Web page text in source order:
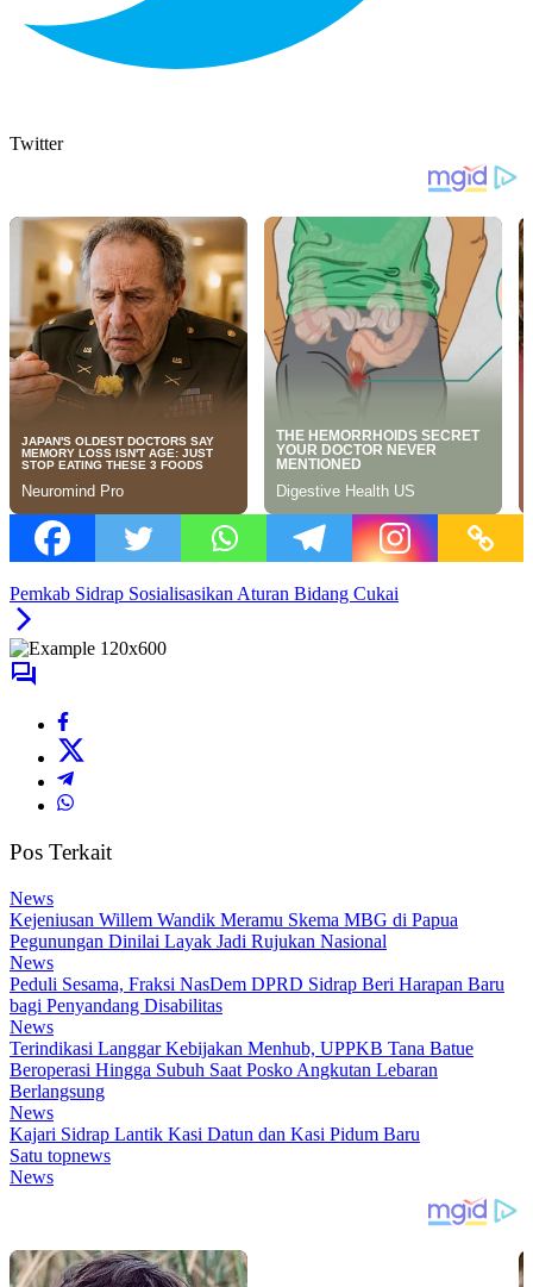
Twitter
Pemkab Sidrap Sosialisasikan Aturan Bidang Cukai
Pos Terkait
News
Kejeniusan Willem Wandik Meramu Skema MBG di Papua
Pegunungan Dinilai Layak Jadi Rujukan Nasional
News
Peduli Sesama, Fraksi NasDem DPRD Sidrap Beri Harapan Baru
bagi Penyandang Disabilitas
News
Terindikasi Langgar Kebijakan Menhub, UPPKB Tana Batue
Beroperasi Hingga Subuh Saat Posko Angkutan Lebaran
Berlangsung
News
Kajari Sidrap Lantik Kasi Datun dan Kasi Pidum Baru
Satu topnews
News